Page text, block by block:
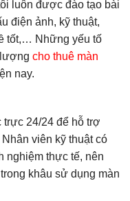
luôn được đào tạo bài
điện ảnh, kỹ thuật,
tốt,… Những yếu tố
cho thuê màn
nay.
trực 24/24 để hỗ trợ
viên kỹ thuật có
nghiệm thực tế, nên
khâu sử dụng màn